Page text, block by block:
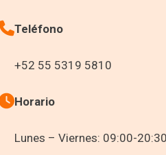
Teléfono
+52 55 5319 5810
Horario
Lunes – Viernes: 09:00-20:30